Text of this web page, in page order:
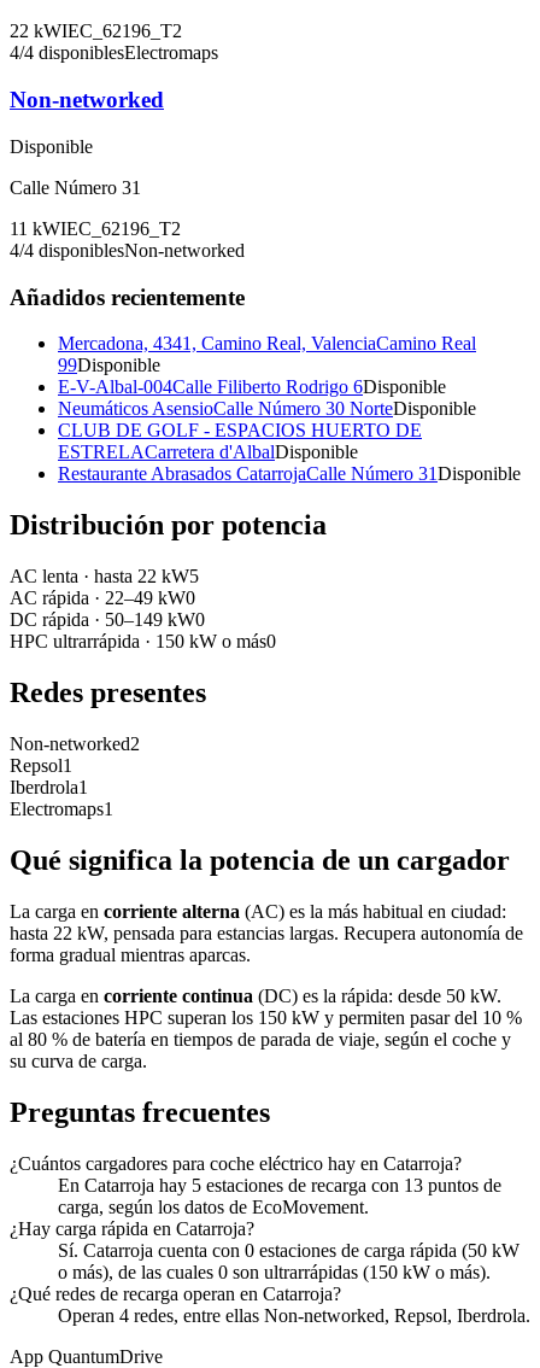
22 kWIEC_62196_T2
4/4 disponiblesElectromaps
Non-networked
Disponible
Calle Número 31
11 kWIEC_62196_T2
4/4 disponiblesNon-networked
Añadidos recientemente
Mercadona, 4341, Camino Real, ValenciaCamino Real
99Disponible
E-V-Albal-004Calle Filiberto Rodrigo 6Disponible
Neumáticos AsensioCalle Número 30 NorteDisponible
CLUB DE GOLF - ESPACIOS HUERTO DE
ESTRELACarretera d'AlbalDisponible
Restaurante Abrasados CatarrojaCalle Número 31Disponible
Distribución por potencia
AC lenta · hasta 22 kW5
AC rápida · 22–49 kW0
DC rápida · 50–149 kW0
HPC ultrarrápida · 150 kW o más0
Redes presentes
Non-networked2
Repsol1
Iberdrola1
Electromaps1
Qué significa la potencia de un cargador
La carga en corriente alterna (AC) es la más habitual en ciudad:
hasta 22 kW, pensada para estancias largas. Recupera autonomía de
forma gradual mientras aparcas.
La carga en corriente continua (DC) es la rápida: desde 50 kW.
Las estaciones HPC superan los 150 kW y permiten pasar del 10 %
al 80 % de batería en tiempos de parada de viaje, según el coche y
su curva de carga.
Preguntas frecuentes
¿Cuántos cargadores para coche eléctrico hay en Catarroja?
En Catarroja hay 5 estaciones de recarga con 13 puntos de
carga, según los datos de EcoMovement.
¿Hay carga rápida en Catarroja?
Sí. Catarroja cuenta con 0 estaciones de carga rápida (50 kW
o más), de las cuales 0 son ultrarrápidas (150 kW o más).
¿Qué redes de recarga operan en Catarroja?
Operan 4 redes, entre ellas Non-networked, Repsol, Iberdrola.
App QuantumDrive